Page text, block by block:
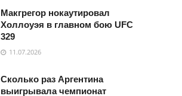
Макгрегор нокаутировал
Холлоуэя в главном бою UFC
329
11.07.2026
Сколько раз Аргентина
выигрывала чемпионат